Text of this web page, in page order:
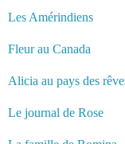
Les Amérindiens
Fleur au Canada
Alicia au pays des
Le journal de Rose